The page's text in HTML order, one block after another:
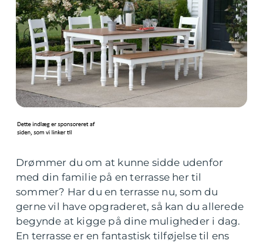
Drømmer du om at kunne sidde udenfor
med din familie på en terrasse her til
sommer? Har du en terrasse nu, som du
gerne vil have opgraderet, så kan du allerede
begynde at kigge på dine muligheder i dag.
En terrasse er en fantastisk tilføjelse til ens